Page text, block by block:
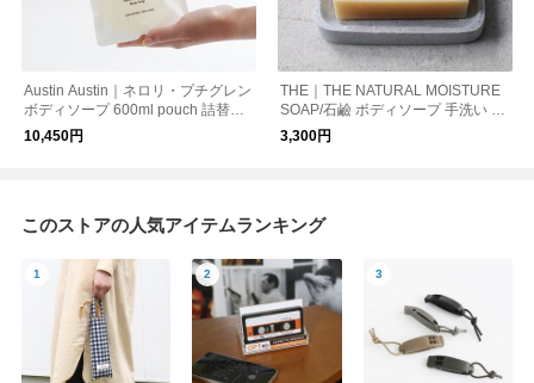
Austin Austin｜ネロリ・プチグレン
ボディソープ 600ml pouch 詰替用
【リフィル単品】
10,450円
THE｜THE NATURAL MOISTURE
SOAP/石鹼 ボディソープ 手洗い 洗
顔
3,300円
このストアの人気アイテムランキング